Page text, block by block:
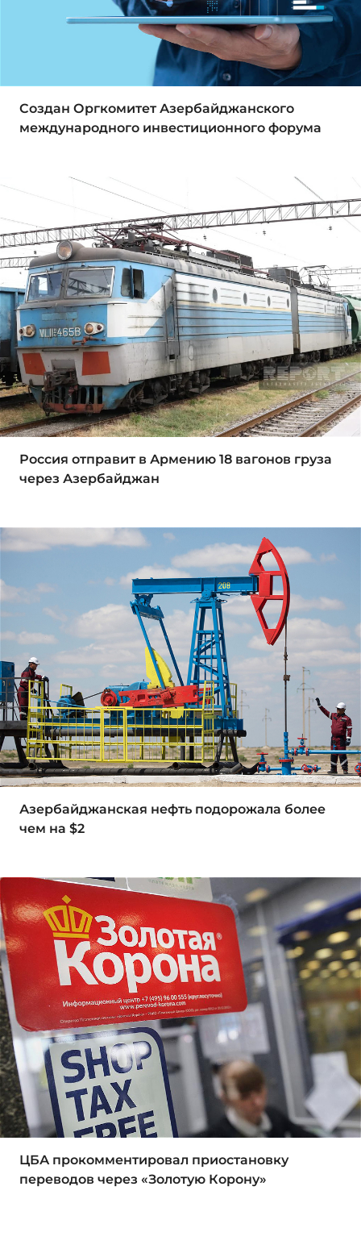
Создан Оргкомитет Азербайджанского
международного инвестиционного форума
Россия отправит в Армению 18 вагонов груза
через Азербайджан
Азербайджанская нефть подорожала более
чем на $2
ЦБА прокомментировал приостановку
переводов через «Золотую Корону»